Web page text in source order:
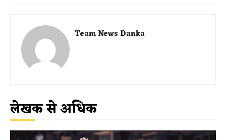
Team News Danka
लेखक से अधिक